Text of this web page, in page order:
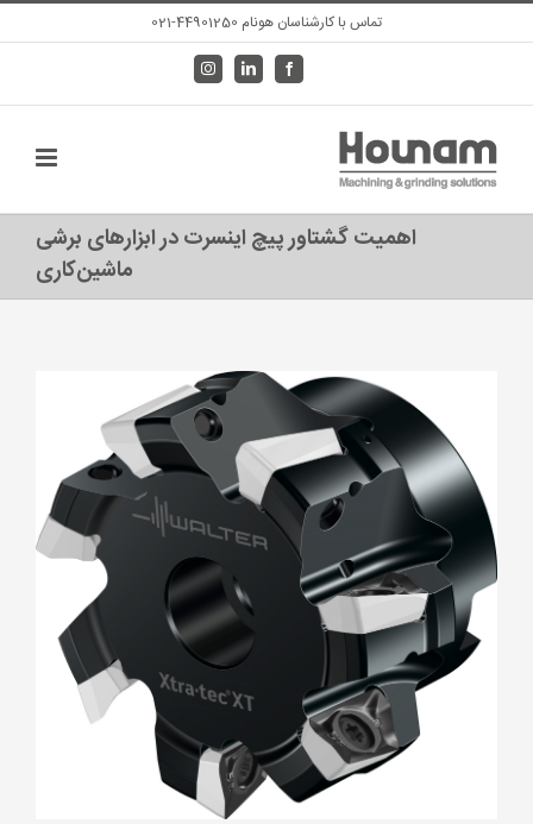
to
تماس با کارشناسان هونام 44901250-021
Facebook
LinkedIn
Instagram
اهمیت گشتاور پیچ اینسرت در ابزارهای برشی
ماشین‌کاری
Image